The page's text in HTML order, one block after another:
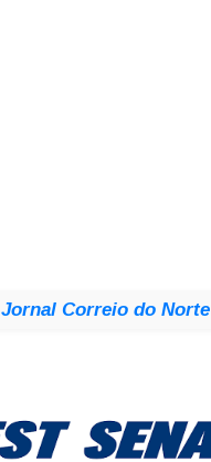
Jornal Correio do Norte